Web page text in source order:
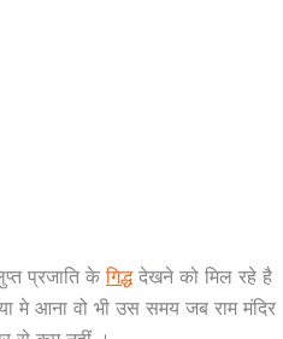
प्रजाति केगिद्धदेखने को मिल रहे है
मे आना वो भी उस समय जब राम मंदिर